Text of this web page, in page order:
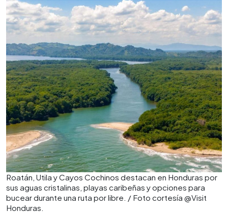
Roatán, Utila y Cayos Cochinos destacan en Honduras por
sus aguas cristalinas, playas caribeñas y opciones para
bucear durante una ruta por libre. / Foto cortesía @Visit
Honduras.